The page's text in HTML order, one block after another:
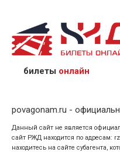
назвав кассиру 14-
предъявив
кого оформлен билет.
билеты онлайн
povagonam.ru -
Данный сайт не является
сайт РЖД находится по адресам:
находитесь на сайте субагента,